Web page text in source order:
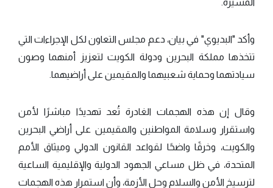
وأكد "البديوي" في بيان، دعم مجلس التعاون لكل الإجراءات التي
تتخذها مملكة البحرين ودولة الكويت لتعزيز أمنهما وصون
سيادتهما وحماية شعبيهما والمقيمين على أراضيهما.
وقال إن هذه الهجمات الغادرة تُعد تهديدًا مباشرًا لأمن
واستقرار وسلامة المواطنين والمقيمين على أراضي البحرين
والكويت، وخرقًا واضحًا لقواعد القانون الدولي وميثاق الأمم
المتحدة، في ظل مساعي الجهود الدولية والإقليمية الساعية
لترسيخ الأمن والسلام وحل الأزمة، وأن استمرار هذه الهجمات